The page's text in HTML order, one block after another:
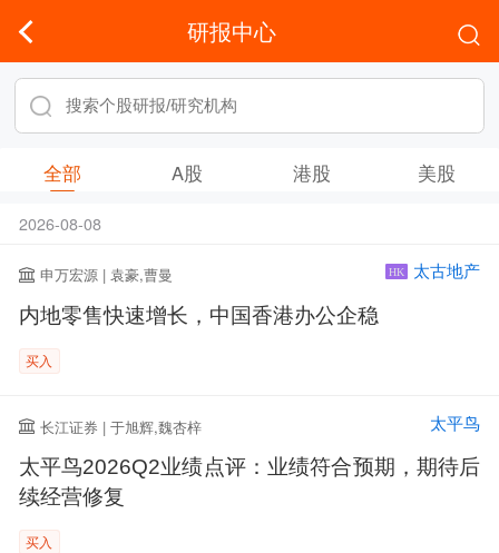
研报中心
全部 A股 港股 美股
2026-08-08
申万宏源 | 袁豪,曹曼 HK 太古地产
内地零售快速增长，中国香港办公企稳
买入
长江证券 | 于旭辉,魏杏梓 太平鸟
太平鸟2026Q2业绩点评：业绩符合预期，期待后
续经营修复
买入